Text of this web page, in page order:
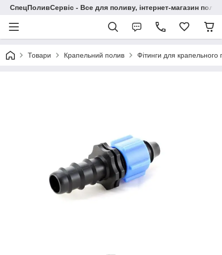
СпецПоливСервіс - Все для поливу, інтернет-магазин
Товари Крапельний полив Фітинги для крапельного